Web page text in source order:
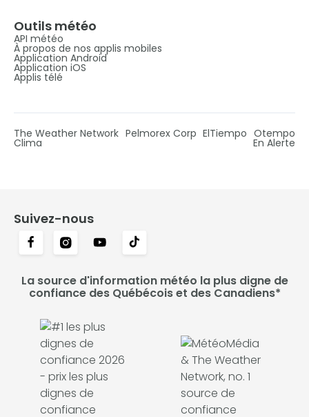
Outils météo
API météo
À propos de nos applis mobiles
Application Android
Application iOS
Applis télé
The Weather Network Pelmorex Corp ElTiempo Otempo
Clima En Alerte
Suivez-nous
La source d'information météo la plus digne de
confiance des Québécois et des Canadiens*